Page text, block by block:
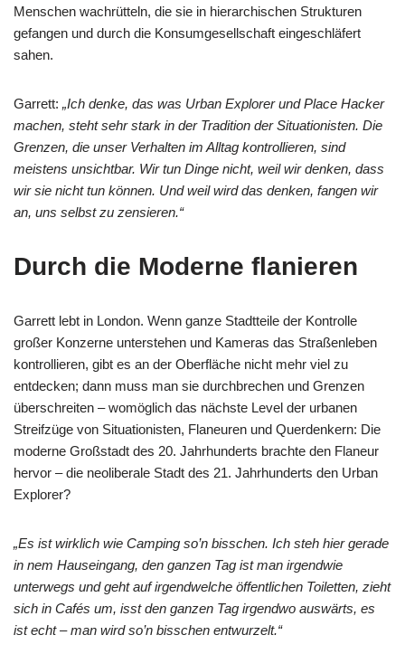
Menschen wachrütteln, die sie in hierarchischen Strukturen
gefangen und durch die Konsumgesellschaft eingeschläfert
sahen.
Garrett: „Ich denke, das was Urban Explorer und Place Hacker
machen, steht sehr stark in der Tradition der Situationisten. Die
Grenzen, die unser Verhalten im Alltag kontrollieren, sind
meistens unsichtbar. Wir tun Dinge nicht, weil wir denken, dass
wir sie nicht tun können. Und weil wird das denken, fangen wir
an, uns selbst zu zensieren.“
Durch die Moderne flanieren
Garrett lebt in London. Wenn ganze Stadtteile der Kontrolle
großer Konzerne unterstehen und Kameras das Straßenleben
kontrollieren, gibt es an der Oberfläche nicht mehr viel zu
entdecken; dann muss man sie durchbrechen und Grenzen
überschreiten – womöglich das nächste Level der urbanen
Streifzüge von Situationisten, Flaneuren und Querdenkern: Die
moderne Großstadt des 20. Jahrhunderts brachte den Flaneur
hervor – die neoliberale Stadt des 21. Jahrhunderts den Urban
Explorer?
„Es ist wirklich wie Camping so’n bisschen. Ich steh hier gerade
in nem Hauseingang, den ganzen Tag ist man irgendwie
unterwegs und geht auf irgendwelche öffentlichen Toiletten, zieht
sich in Cafés um, isst den ganzen Tag irgendwo auswärts, es
ist echt – man wird so’n bisschen entwurzelt.“